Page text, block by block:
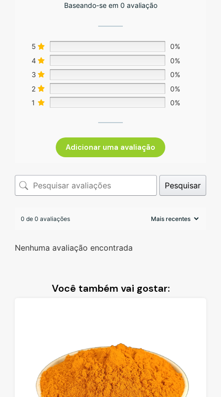
Baseando-se em 0 avaliação
5
0%
4
0%
3
0%
2
0%
1
0%
Adicionar uma avaliação
Pesquisar
0 de 0 avaliações
Nenhuma avaliação encontrada
Você também vai gostar: